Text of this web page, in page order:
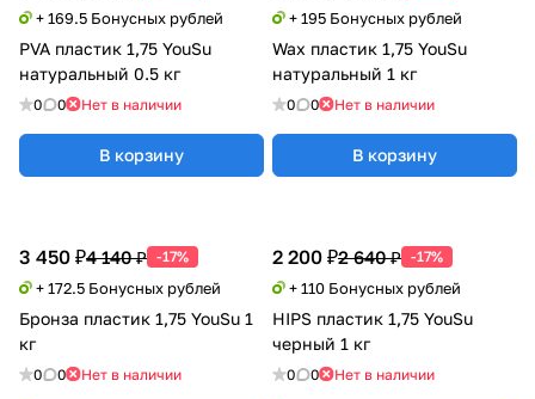
+ 169.5 Бонусных рублей
PVA пластик 1,75 YouSu
натуральный 0.5 кг
0 0 Нет в наличии
В корзину
+ 195 Бонусных рублей
Wax пластик 1,75 YouSu
натуральный 1 кг
0 0 Нет в наличии
В корзину
3 450 ₽4 140 ₽ -17%
+ 172.5 Бонусных рублей
Бронза пластик 1,75 YouSu 1
кг
0 0 Нет в наличии
2 200 ₽2 640 ₽ -17%
+ 110 Бонусных рублей
HIPS пластик 1,75 YouSu
черный 1 кг
0 0 Нет в наличии